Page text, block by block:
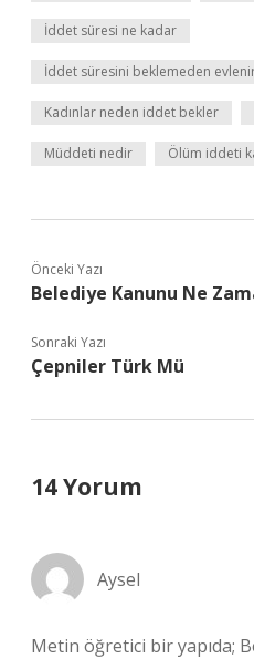
İddet süresi ne kadar
İddet süresini beklemeden
Kadınlar neden iddet bekler
Müddeti nedir Ölüm iddeti
Önceki Yazı
Belediye Kanunu Ne
Sonraki Yazı
Çepniler Türk Mü
14 Yorum
Aysel
Metin öğretici bir yapıda;